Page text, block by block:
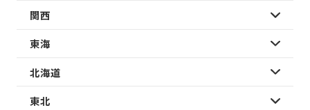
関西
東海
北海道
東北